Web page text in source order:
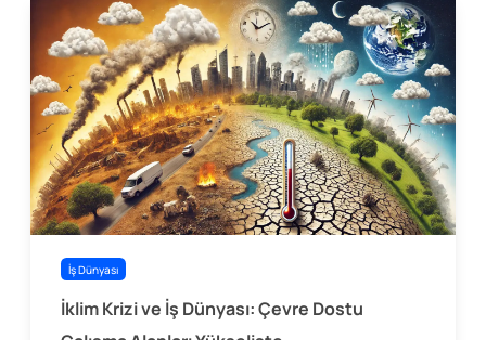
İş Dünyası
İklim Krizi ve İş Dünyası: Çevre Dostu